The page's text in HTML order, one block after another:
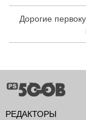
Дорогие
РЕДАКТОРЫ